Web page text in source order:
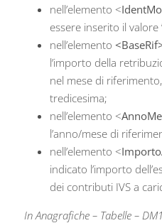
nell’elemento <
essere inserito il valore
nell’elemento
l’importo della
nel mese di
tredicesima;
nell’elemento <
l’anno/mese di
nell’elemento <
indicato l’importo
dei contributi IVS a
In Anagrafiche – Tabelle –